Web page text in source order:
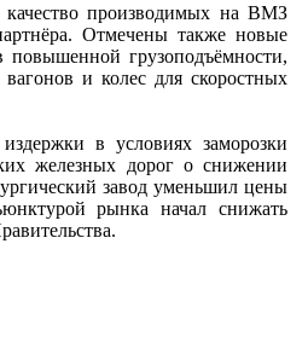
качество производимых на ВМЗ
Отмечены также новые
повышенной грузоподъёмности,
и колес для скоростных
в условиях заморозки
железных дорог о снижении
завод уменьшил цены
рынка начал снижать